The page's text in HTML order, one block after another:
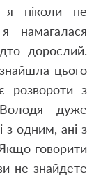
я ніколи не
намагалася
дорослий.
цього
розвороти з
дуже
одним, ані з
говорити
не знайдете